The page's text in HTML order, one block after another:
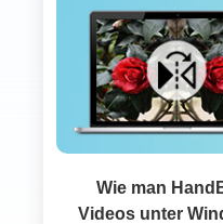
Wie man
Videos unter